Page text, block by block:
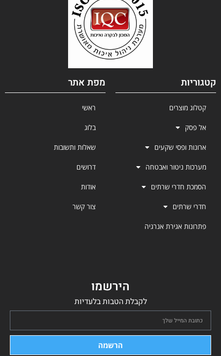
קטגוריות
קטלוג מוצרים
אל פסק
ארונות ופסי שקעים
מערכות ניטור ואבטחה
הסמכת חדרי שרתים
חדרי שרתים
פתרונות אגירת אנרגיה
מפת אתר
ראשי
בלוג
שאלות ותשובות
דרושים
אודות
צור קשר
הירשמו
לקבלת הטבות בלעדיות
הרשמה